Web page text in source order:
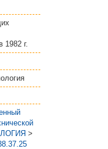
1982 г.
>